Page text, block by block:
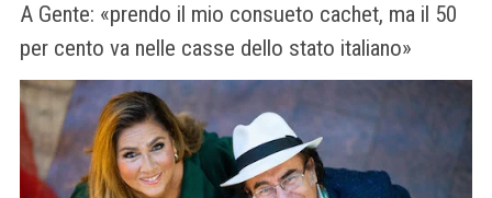
A Gente: «prendo il mio consueto cachet, ma il 50
per cento va nelle casse dello stato italiano»